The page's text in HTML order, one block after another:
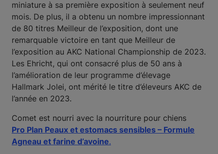
miniature à sa première exposition à seulement neuf
mois. De plus, il a obtenu un nombre impressionnant
de 80 titres Meilleur de l’exposition, dont une
remarquable victoire en tant que Meilleur de
l’exposition au AKC National Championship de 2023.
Les Ehricht, qui ont consacré plus de 50 ans à
l’amélioration de leur programme d’élevage
Hallmark Jolei, ont mérité le titre d’éleveurs AKC de
l’année en 2023.
Comet est nourri avec la nourriture pour chiens
Pro Plan Peaux et estomacs sensibles – Formule
Agneau et farine d’avoine.